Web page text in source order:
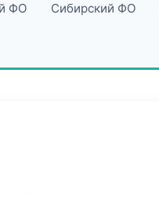
ФО Сибирский ФО